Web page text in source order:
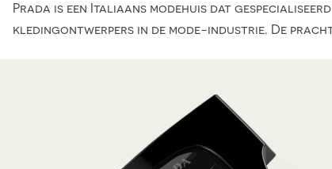
Prada is een Italiaans modehuis dat
kledingontwerpers in de mode-industrie. De